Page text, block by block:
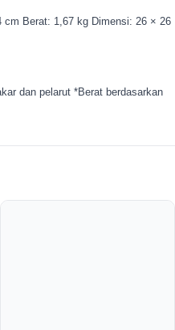
cm Berat: 1,67 kg Dimensi: 26 × 26
dan pelarut *Berat berdasarkan